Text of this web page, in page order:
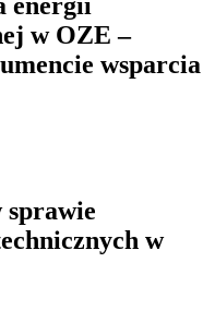
w OZE –
wsparcia
sprawie
w